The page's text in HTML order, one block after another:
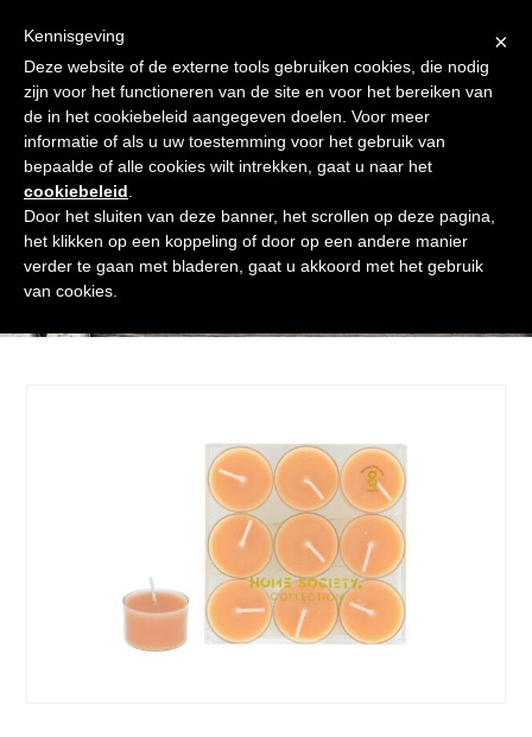
content
Afrekenen
Winkelmand Shop
Open
mobile
menu
Close
mobile
menu
Shop
×
Kennisgeving
Deze website of de externe tools gebruiken cookies, die nodig
zijn voor het functioneren van de site en voor het bereiken van
de in het cookiebeleid aangegeven doelen. Voor meer
informatie of als u uw toestemming voor het gebruik van
bepaalde of alle cookies wilt intrekken, gaat u naar het
cookiebeleid
Door het sluiten van deze banner, het scrollen op deze pagina,
het klikken op een koppeling of door op een andere manier
verder te gaan met bladeren, gaat u akkoord met het gebruik
van cookies.